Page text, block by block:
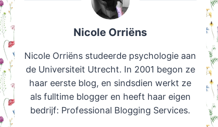
Nicole Orriëns
Nicole Orriëns studeerde psychologie aan
de Universiteit Utrecht. In 2001 begon ze
haar eerste blog, en sindsdien werkt ze
als fulltime blogger en heeft haar eigen
bedrijf: Professional Blogging Services.